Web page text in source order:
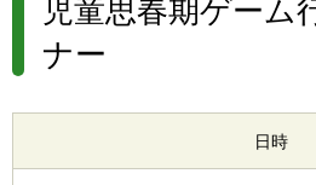
児童思春期ゲーム
ナー
日時